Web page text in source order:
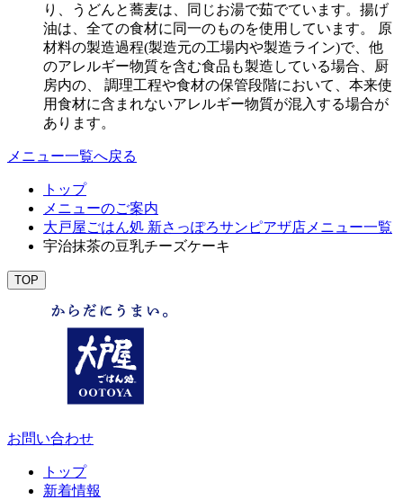
り、うどんと蕎麦は、同じお湯で茹でています。揚げ
油は、全ての食材に同一のものを使用しています。 原
材料の製造過程(製造元の工場内や製造ライン)で、他
のアレルギー物質を含む食品も製造している場合、厨
房内の、 調理工程や食材の保管段階において、本来使
用食材に含まれないアレルギー物質が混入する場合が
あります。
メニュー一覧へ戻る
トップ
メニューのご案内
大戸屋ごはん処 新さっぽろサンピアザ店メニュー一覧
宇治抹茶の豆乳チーズケーキ
TOP
お問い合わせ
トップ
新着情報